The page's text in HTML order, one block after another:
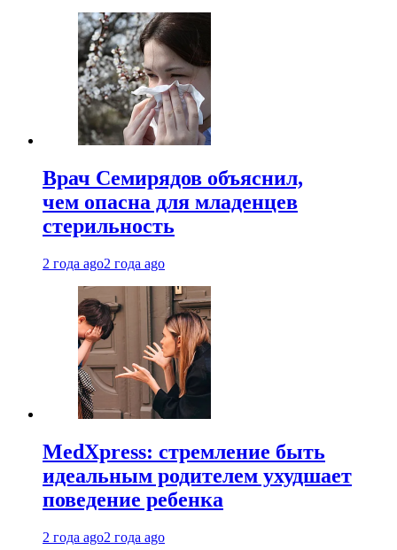
Врач Семирядов объяснил,
чем опасна для младенцев
стерильность
2 года ago2 года ago
MedXpress: стремление быть
идеальным родителем ухудшает
поведение ребенка
2 года ago2 года ago